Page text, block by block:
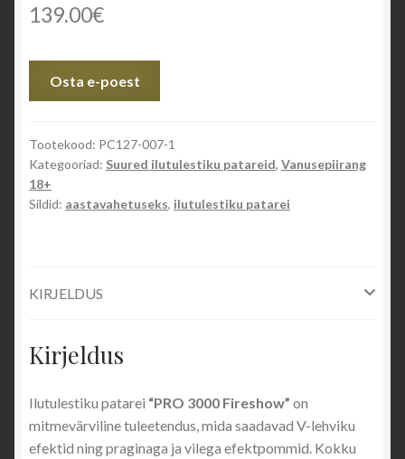
Väliilutulestikud
ILUTULESTIKUD
Pulma- ja mõisailutulestik
Paugutulestik
139.00€
Osta e-poest
Tootekood: PC127-007-1
Kategooriad: Suured ilutulestiku patareid, Vanusepiirang
18+
Sildid: aastavahetuseks, ilutulestiku patarei
KIRJELDUS
Kirjeldus
Ilutulestiku patarei “PRO 3000 Fireshow” on
mitmevärviline tuleetendus, mida saadavad V-lehviku
efektid ning praginaga ja vilega efektpommid. Kokku